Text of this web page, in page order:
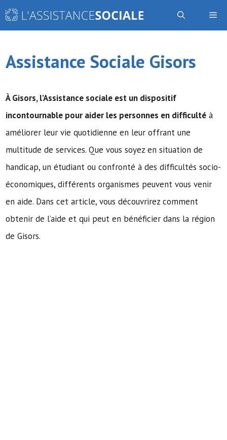
Aller
Assistance Sociale Gisors
À Gisors,l’Assistance sociale est un dispositif
incontournable pour aider les personnes en difficulté à
améliorer leur vie quotidienne en leur offrant une
multitude de services. Que vous soyez en situation de
handicap, un étudiant ou confronté à des difficultés socio-
économiques, différents organismes peuvent vous venir
en aide. Dans cet article, vous découvrirez comment
obtenir de l’aide et qui peut en bénéficier dans la région
de Gisors.